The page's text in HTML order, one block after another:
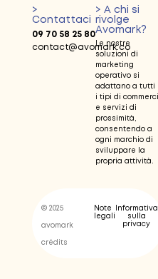
>
Contattaci
09 70 58 25 80
contact@avomark.co
> A chi si
rivolge
Avomark?
Le nostre
soluzioni di
marketing
operativo si
adattano a tutti
i tipi di commerci
e servizi di
prossimità,
consentendo a
ogni marchio di
sviluppare la
propria attività.
© 2025
avomark
crédits
Note
legali
Informativa
sulla
privacy